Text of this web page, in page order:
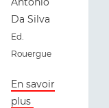
Da Silva
Ed.
Rouergue
En savoir
plus